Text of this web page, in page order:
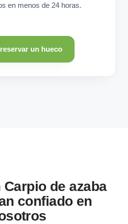
en menos de 24 horas.
un hueco
de azaba
confiado en